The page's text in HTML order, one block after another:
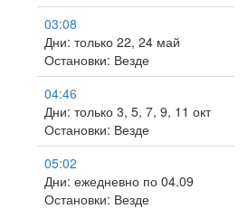
03:08
Дни: только 22, 24 май
Остановки: Везде
04:46
Дни: только 3, 5, 7, 9, 11 окт
Остановки: Везде
05:02
Дни: ежедневно по 04.09
Остановки: Везде